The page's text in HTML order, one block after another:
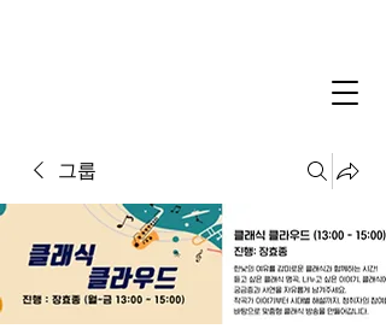
그룹